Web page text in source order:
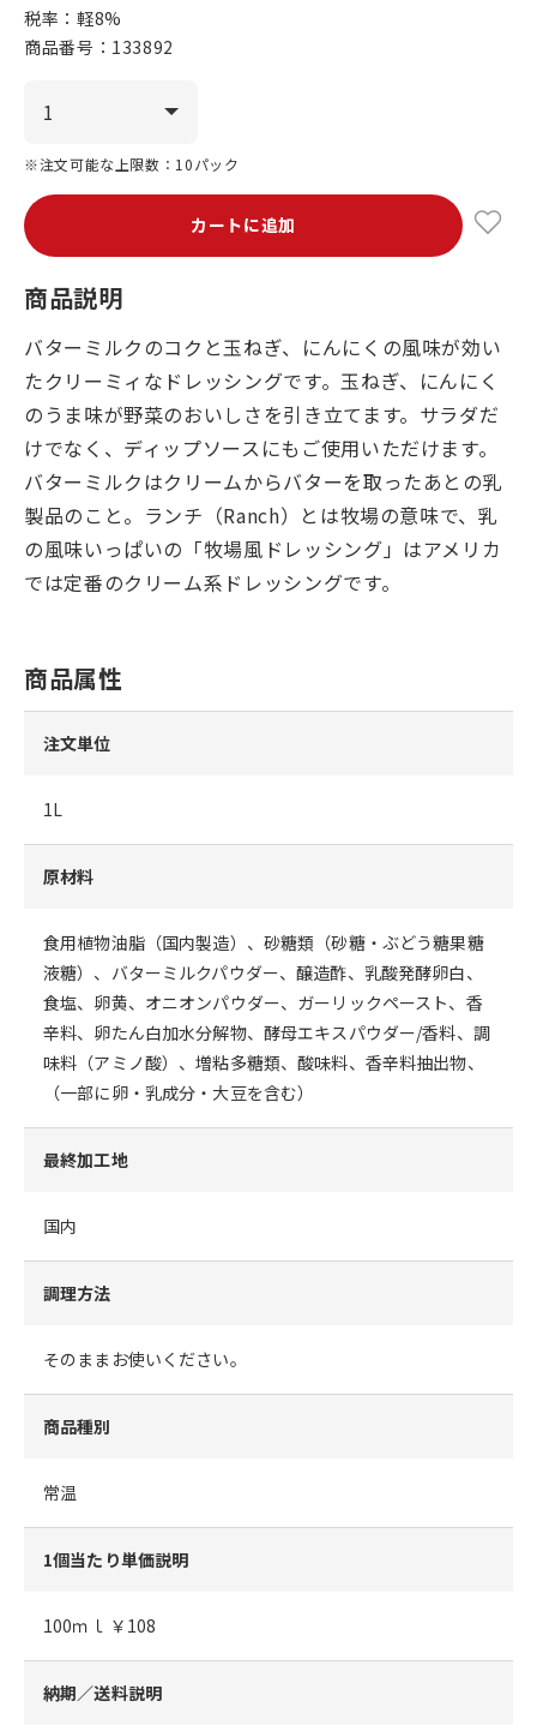
税率：軽8%
商品番号： 133892
※注文可能な上限数：10パック
カートに追加
商品説明
バターミルクのコクと玉ねぎ、にんにくの風味が効い
たクリーミィなドレッシングです。玉ねぎ、にんにく
のうま味が野菜のおいしさを引き立てます。サラダだ
けでなく、ディップソースにもご使用いただけます。
バターミルクはクリームからバターを取ったあとの乳
製品のこと。ランチ（Ranch）とは牧場の意味で、乳
の風味いっぱいの「牧場風ドレッシング」はアメリカ
では定番のクリーム系ドレッシングです。
商品属性
注文単位
1L
原材料
食用植物油脂（国内製造）、砂糖類（砂糖・ぶどう糖果糖
液糖）、バターミルクパウダー、醸造酢、乳酸発酵卵白、
食塩、卵黄、オニオンパウダー、ガーリックペースト、香
辛料、卵たん白加水分解物、酵母エキスパウダー/香料、調
味料（アミノ酸）、増粘多糖類、酸味料、香辛料抽出物、
（一部に卵・乳成分・大豆を含む）
最終加工地
国内
調理方法
そのままお使いください。
商品種別
常温
1個当たり単価説明
100ｍｌ ￥108
納期／送料説明